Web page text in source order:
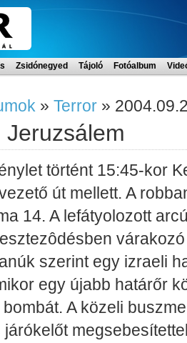
Zsidónegyed Tájoló Fotóalbum
» Terror »
történt 15:45-kor
út mellett. A
14. A lefátyolozott
szerint egy izraeli
egy újabb határőr
A közeli